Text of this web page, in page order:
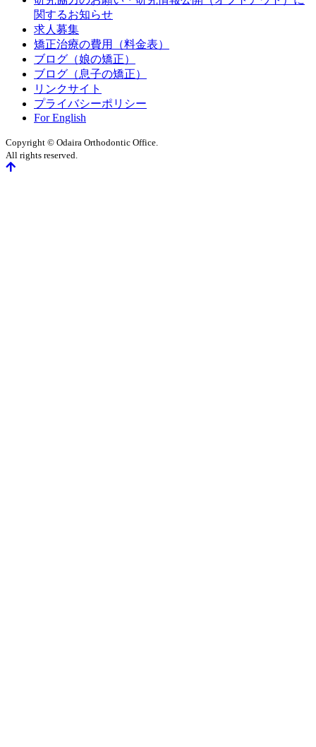
関するお知らせ
求人募集
矯正治療の費用（料金表）
ブログ（娘の矯正）
ブログ（息子の矯正）
リンクサイト
プライバシーポリシー
For English
Copyright © Odaira Orthodontic Office.
All rights reserved.